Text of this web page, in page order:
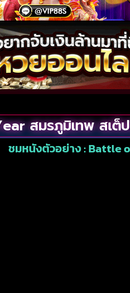
สมรภูมิเทพ สเต็ป
ชมหนังตัวอย่าง : Battle